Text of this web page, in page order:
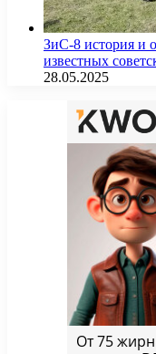
ЗиС-8 история и
известных
28.05.2025